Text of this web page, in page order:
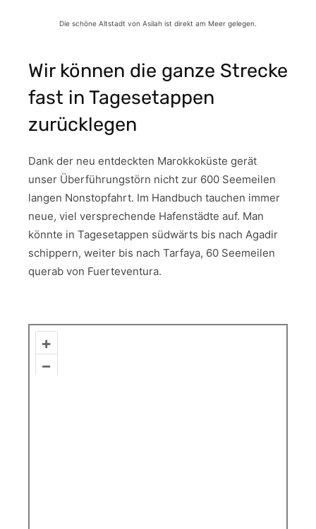
Die schöne Altstadt von Asilah ist direkt am Meer gelegen.
Wir können die ganze Strecke
fast in Tagesetappen
zurücklegen
Dank der neu entdeckten Marokkoküste gerät
unser Überführungstörn nicht zur 600 Seemeilen
langen Nonstopfahrt. Im Handbuch tauchen immer
neue, viel versprechende Hafenstädte auf. Man
könnte in Tagesetappen südwärts bis nach Agadir
schippern, weiter bis nach Tarfaya, 60 Seemeilen
querab von Fuerteventura.
+
–